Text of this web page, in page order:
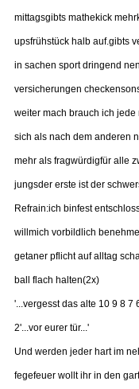
mittagsgibts mathekick
upsfrühstück halb auf.gibts
in sachen sport dringend
versicherungen
weiter mach brauch ich
sich als nach dem anderen
mehr als fragwürdigfür alle
jungsder erste ist der
Refrain:ich binfest
willmich vorbildlich
getaner pflicht auf alltag
ball flach halten(2x)
'...vergesst das alte 10 9 8 7
2'...vor eurer tür...'
Und werden jeder hart im
fegefeuer wollt ihr in den